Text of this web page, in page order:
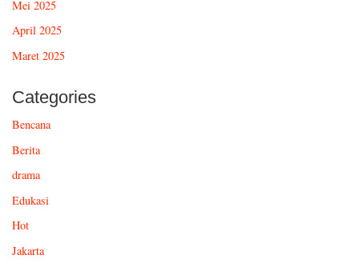
Mei 2025
April 2025
Maret 2025
Categories
Bencana
Berita
drama
Edukasi
Hot
Jakarta